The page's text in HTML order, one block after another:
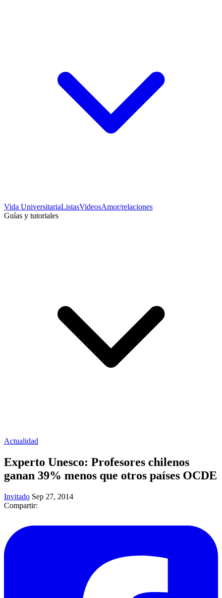
Vida UniversitariaListasVideosAmor/relaciones
Guías y tutoriales
Actualidad
Experto Unesco: Profesores chilenos
ganan 39% menos que otros países OCDE
Invitado Sep 27, 2014
Compartir: